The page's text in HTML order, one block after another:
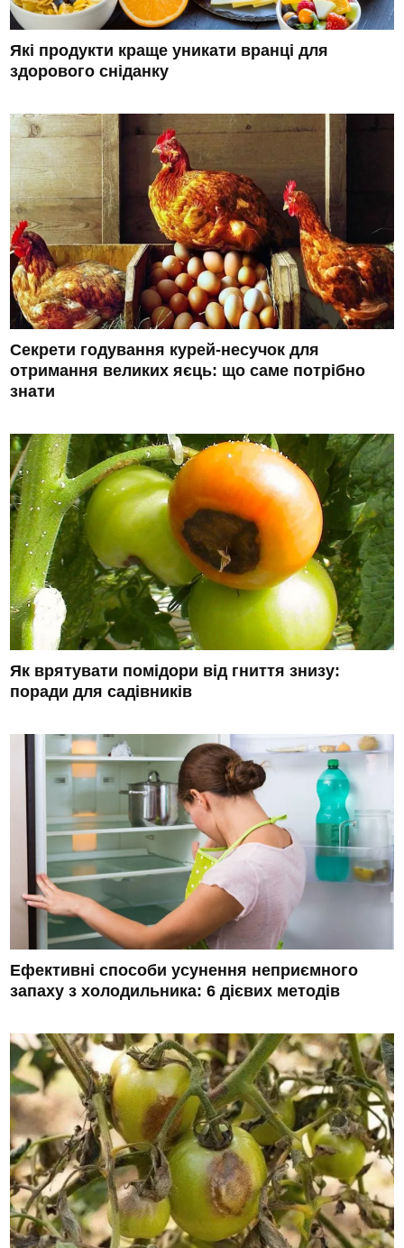
Які продукти краще уникати вранці для
здорового сніданку
Секрети годування курей-несучок для
отримання великих яєць: що саме потрібно
знати
Як врятувати помідори від гниття знизу:
поради для садівників
Ефективні способи усунення неприємного
запаху з холодильника: 6 дієвих методів